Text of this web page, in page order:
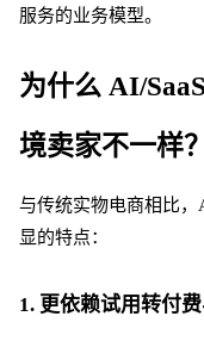
服务的业务模型。
为什么 AI/
境卖家不一样？
与传统实物电商相比，
显的特点：
1. 更依赖试用转付